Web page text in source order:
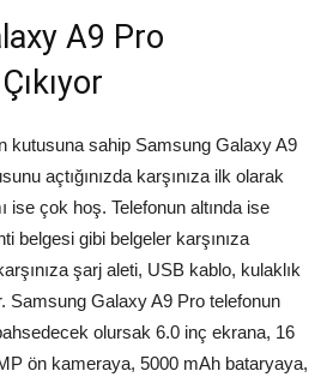
A9 Pro
kutusuna sahip Samsung Galaxy A9
açtığınızda karşınıza ilk olarak
ise çok hoş. Telefonun altında ise
belgesi gibi belgeler karşınıza
şarj aleti, USB kablo, kulaklık
Samsung Galaxy A9 Pro telefonun
olursak 6.0 inç ekrana, 16
ön kameraya, 5000 mAh bataryaya,